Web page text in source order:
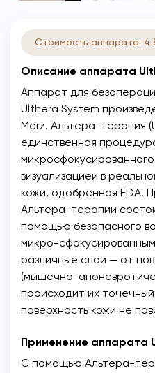
Стоимость аппарата: 4
Описание аппарата
Аппарат для
Ulthera System
Merz. Альтера-терапия
единственная
микросфокусированного
визуализацией в
кожи, одобренная FDA.
Альтера-терапии
помощью безопасного
микро-сфокусированным
различные слои — от
(мышечно-
происходит их
поверхность кожи не
Применение аппарата
С помощью Альтера-